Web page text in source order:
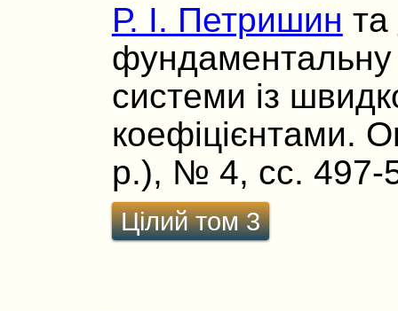
Р. І. Петришин та
фундаментальну
системи із
коефіцієнтами.
р.), № 4, сс. 497-
Цілий том 3